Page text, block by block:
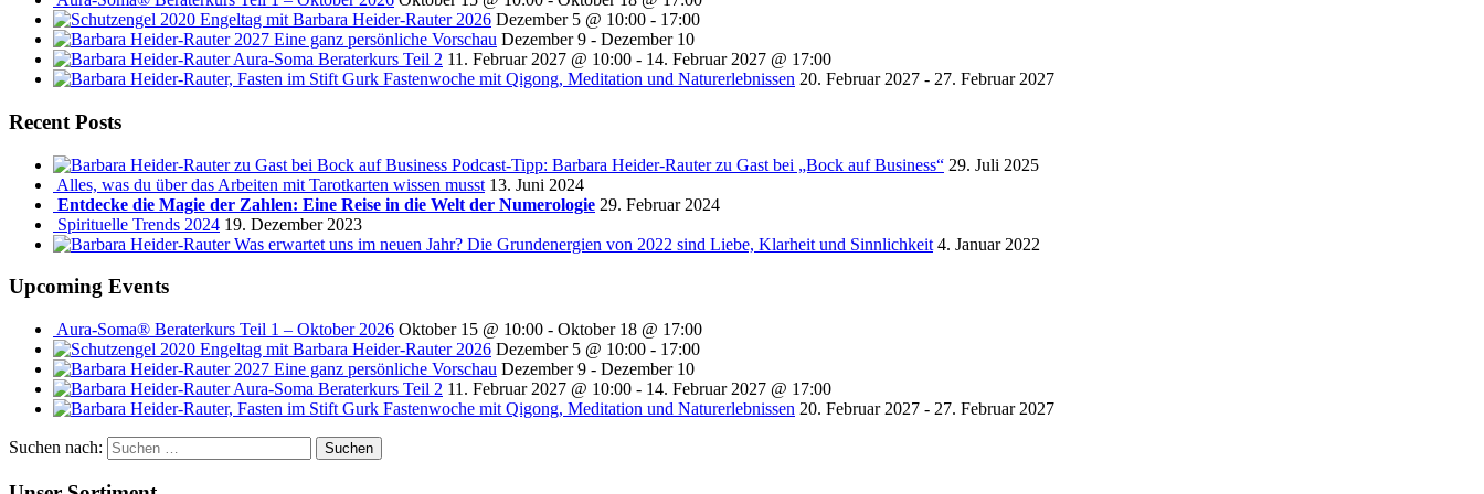
Engeltag mit Barbara Heider-Rauter 2026 Dezember 5 @ 10:00 - 17:00
2027 Eine ganz persönliche Vorschau Dezember 9 - Dezember 10
Aura-Soma Beraterkurs Teil 2 11. Februar 2027 @ 10:00 - 14. Februar 2027 @ 17:00
Fastenwoche mit Qigong, Meditation und Naturerlebnissen 20. Februar 2027 - 27. Februar 2027
Recent Posts
Podcast-Tipp: Barbara Heider-Rauter zu Gast bei „Bock auf Business“ 29. Juli 2025
Alles, was du über das Arbeiten mit Tarotkarten wissen musst 13. Juni 2024
Entdecke die Magie der Zahlen: Eine Reise in die Welt der Numerologie 29. Februar 2024
Spirituelle Trends 2024 19. Dezember 2023
Was erwartet uns im neuen Jahr? Die Grundenergien von 2022 sind Liebe, Klarheit und Sinnlichkeit 4. Januar 2022
Upcoming Events
Aura-Soma® Beraterkurs Teil 1 – Oktober 2026 Oktober 15 @ 10:00 - Oktober 18 @ 17:00
Engeltag mit Barbara Heider-Rauter 2026 Dezember 5 @ 10:00 - 17:00
2027 Eine ganz persönliche Vorschau Dezember 9 - Dezember 10
Aura-Soma Beraterkurs Teil 2 11. Februar 2027 @ 10:00 - 14. Februar 2027 @ 17:00
Fastenwoche mit Qigong, Meditation und Naturerlebnissen 20. Februar 2027 - 27. Februar 2027
Suchen nach: